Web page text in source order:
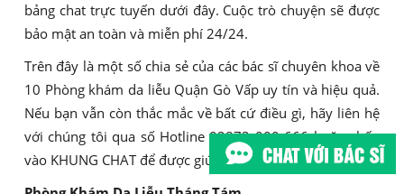
bảng chat trực tuyến dưới đây. Cuộc trò chuyện sẽ được
bảo mật an toàn và miễn phí 24/24.
Trên đây là một số chia sẻ của các bác sĩ chuyên khoa về
10 Phòng khám da liễu Quận Gò Vấp uy tín và hiệu quả.
Nếu bạn vẫn còn thắc mắc về bất cứ điều gì, hãy liên hệ
với chúng tôi qua số Hotline 02873 000 666 hoặc nhấp
vào KHUNG CHAT để được giúp đỡ.